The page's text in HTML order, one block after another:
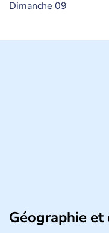
Dimanche 09
Géographie